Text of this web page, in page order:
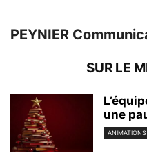
PEYNIER
SUR LE
une
ANIMATIONS